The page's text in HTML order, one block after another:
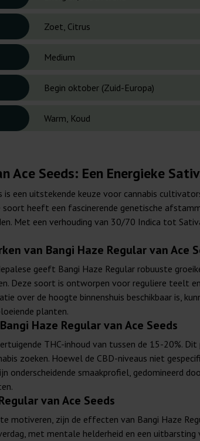
Zoet, Citrus
Medium
Begin oktober (Zuid-Europa)
Warm, Koud
Ace Seeds: Een Energieke
is een uitstekende keuze voor cannabis
heeft een fascinerende genetische
Met een verhouding van 30/70 Indica tot
van Bangi Haze Regular van Ace
geeft Bangi Haze Regular robuuste
Deze soort is ontworpen voor reguliere teelt
over de hoogte binnenshuis beschikbaar is,
planten.
Haze Regular van Ace Seeds
THC-inhoud van tussen de 15-20%.
zoeken. Hoewel de CBD-niveaus niet
onderscheidende smaakprofiel, gedomineerd
van Ace Seeds
motiveren, zijn de effecten van Bangi Haze
met mentale helderheid en een